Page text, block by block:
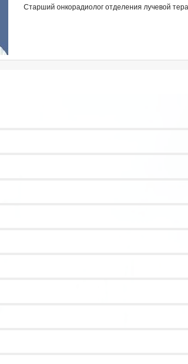
Старший онкорадиолог отделения лучевой